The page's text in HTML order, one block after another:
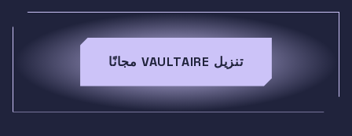
تنزيل VAULTAIRE مجانًا